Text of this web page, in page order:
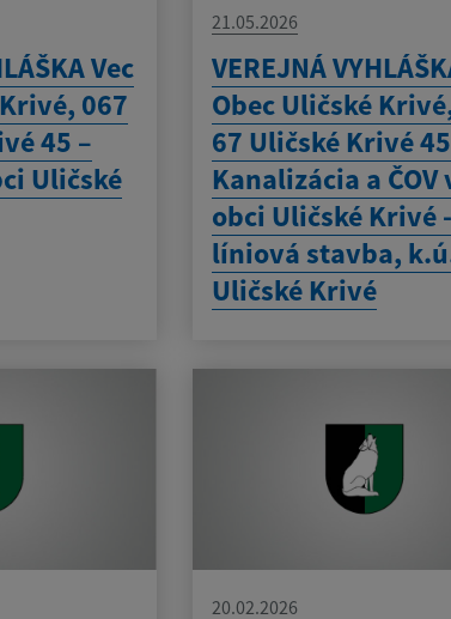
Vec
067
45 –
Uličské
21.05.2026
VEREJNÁ
Obec Uličské
67 Uličské Krivé
Kanalizácia a ČOV
obci Uličské Krivé -
líniová stavba,
Uličské Krivé
20.02.2026